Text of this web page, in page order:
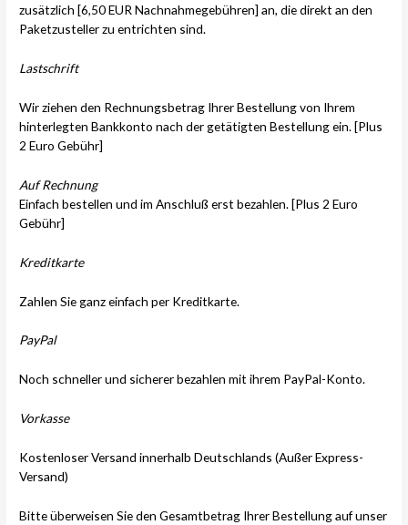
zusätzlich [6,50 EUR Nachnahmegebühren] an, die direkt an den
Paketzusteller zu entrichten sind.
Lastschrift
Wir ziehen den Rechnungsbetrag Ihrer Bestellung von Ihrem
hinterlegten Bankkonto nach der getätigten Bestellung ein. [Plus
2 Euro Gebühr]
Auf Rechnung
Einfach bestellen und im Anschluß erst bezahlen. [Plus 2 Euro
Gebühr]
Kreditkarte
Zahlen Sie ganz einfach per Kreditkarte.
PayPal
Noch schneller und sicherer bezahlen mit ihrem PayPal-Konto.
Vorkasse
Kostenloser Versand innerhalb Deutschlands (Außer Express-
Versand)
Bitte überweisen Sie den Gesamtbetrag Ihrer Bestellung auf unser